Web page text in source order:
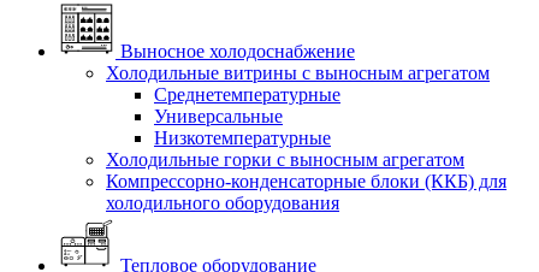
Выносное холодоснабжение
Холодильные витрины с выносным агрегатом
Среднетемпературные
Универсальные
Низкотемпературные
Холодильные горки с выносным агрегатом
Компрессорно-конденсаторные блоки (ККБ) для
холодильного оборудования
Тепловое оборудование